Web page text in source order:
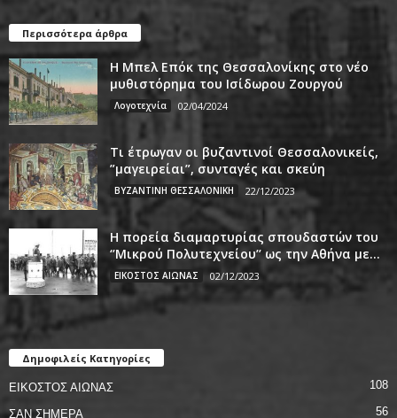
Περισσότερα άρθρα
Η Μπελ Επόκ της Θεσσαλονίκης στο νέο
μυθιστόρημα του Ισίδωρου Ζουργού
Λογοτεχνία 02/04/2024
Τι έτρωγαν οι βυζαντινοί Θεσσαλονικείς,
”μαγειρείαι”, συνταγές και σκεύη
ΒΥΖΑΝΤΙΝΗ ΘΕΣΣΑΛΟΝΙΚΗ 22/12/2023
Η πορεία διαμαρτυρίας σπουδαστών του
‘’Μικρού Πολυτεχνείου’’ ως την Αθήνα με...
ΕΙΚΟΣΤΟΣ ΑΙΩΝΑΣ 02/12/2023
Δημοφιλείς Κατηγορίες
ΕΙΚΟΣΤΟΣ ΑΙΩΝΑΣ 108
ΣΑΝ ΣΗΜΕΡΑ 56